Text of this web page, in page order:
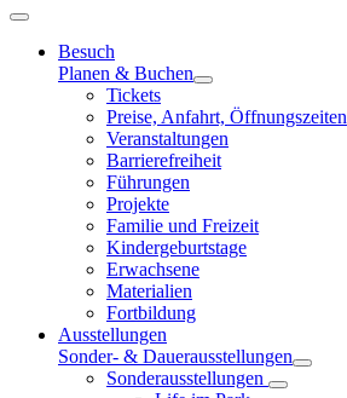
Besuch
Planen & Buchen
Tickets
Preise, Anfahrt, Öffnungszeiten
Veranstaltungen
Barrierefreiheit
Führungen
Projekte
Familie und Freizeit
Kindergeburtstage
Erwachsene
Materialien
Fortbildung
Ausstellungen
Sonder- & Dauerausstellungen
Sonderausstellungen